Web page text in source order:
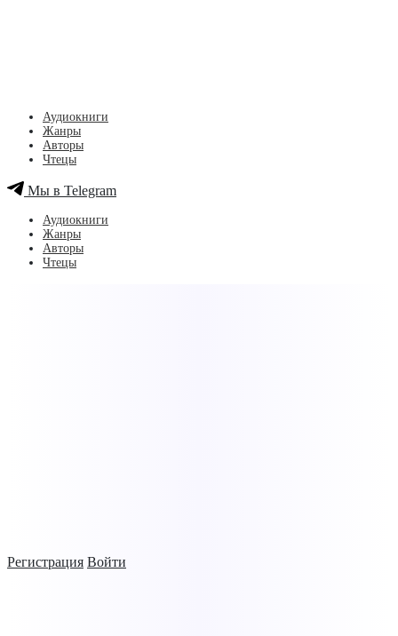
Регистрация Войти
Аудиокниги
Жанры
Авторы
Чтецы
Мы в Telegram
Аудиокниги
Жанры
Авторы
Чтецы